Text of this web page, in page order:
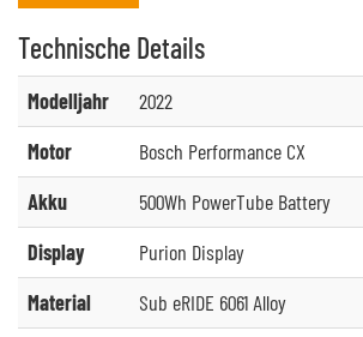
Technische Details
Modelljahr
2022
Motor
Bosch Performance CX
Akku
500Wh PowerTube Battery
Display
Purion Display
Material
Sub eRIDE 6061 Alloy